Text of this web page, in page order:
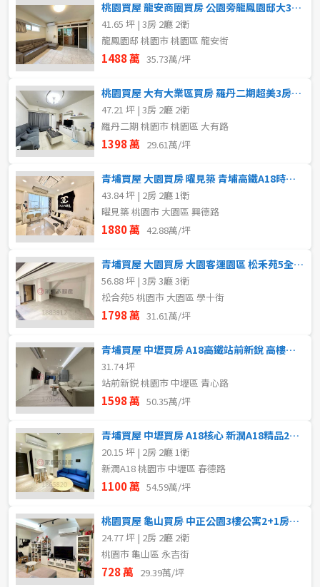
桃園買屋 龍安商圈買房 公園旁龍鳳園邸大3房車次頂樓衛浴開窗
41.65 坪 | 3房 2廳 2衛
龍鳳園邸 桃園市 桃園區 龍安街
1488 萬 35.73萬/坪
桃園買屋 大有大業區買房 羅丹二期超美3房車 屋況好立即住
47.21 坪 | 3房 2廳 2衛
羅丹二期 桃園市 桃園區 大有路
1398 萬 29.61萬/坪
青埔買屋 大園買房 曜見築 青埔高鐵A18時尚2+1房車
43.84 坪 | 2房 2廳 1衛
曜見築 桃園市 大園區 興德路
1880 萬 42.88萬/坪
青埔買屋 大園買房 大園客運園區 松禾苑5全新日式五層別墅
56.88 坪 | 3房 3廳 3衛
松合苑5 桃園市 大園區 學十街
1798 萬 31.61萬/坪
青埔買屋 中壢買房 A18高鐵站前新銳 高樓層景觀戶可工作室
31.74 坪
站前新鋭 桃園市 中壢區 青心路
1598 萬 50.35萬/坪
青埔買屋 中壢買房 A18核心 新潤A18精品2房車位超值價
20.15 坪 | 2房 2廳 1衛
新潤A18 桃園市 中壢區 春德路
1100 萬 54.59萬/坪
桃園買屋 龜山買房 中正公園3樓公寓2+1房2衛 美裝潢
24.77 坪 | 2房 2廳 2衛
桃園市 龜山區 永吉街
728 萬 29.39萬/坪